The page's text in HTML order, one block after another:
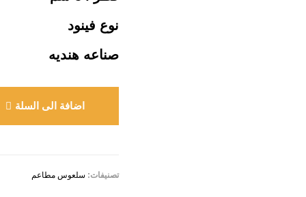
نوع فينود
صناعه هنديه
اضافة الى السلة
تصنيفات: سلعوس مطاعم